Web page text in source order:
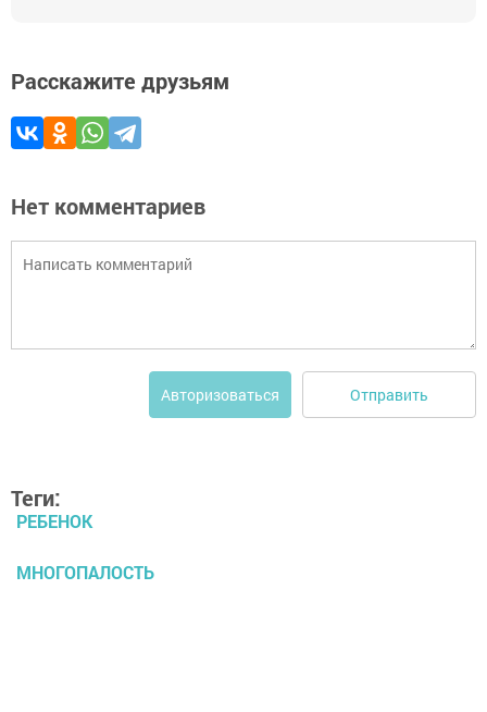
Расскажите друзьям
Нет комментариев
Авторизоваться Отправить
Теги:
РЕБЕНОК
МНОГОПАЛОСТЬ